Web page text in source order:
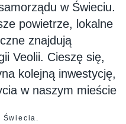
w Świeciu.
powietrze, lokalne
znajdują
Veolii. Cieszę się,
kolejną inwestycję,
w naszym mieście
Świecia.